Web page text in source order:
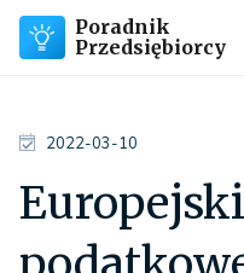
Poradnik
Przedsiębiorcy
2022-03-10